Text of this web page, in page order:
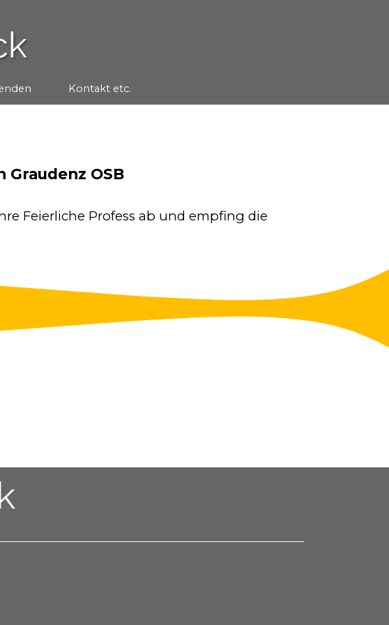
▼ Kontakt etc.
OSB
Feierliche Profess ab und empfing die